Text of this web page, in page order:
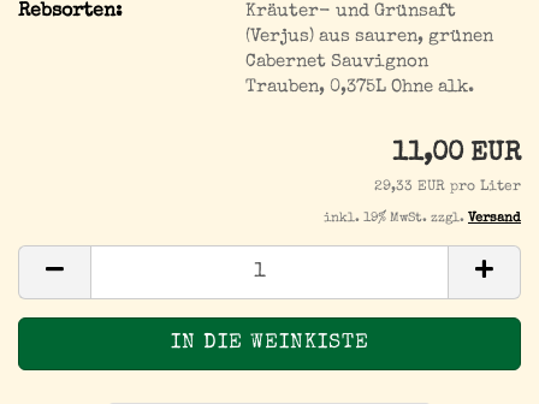
Rebsorten:
Kräuter- und Grünsaft
(Verjus) aus sauren, grünen
Cabernet Sauvignon
Trauben, 0,375L Ohne alk.
11,00 EUR
29,33 EUR pro Liter
inkl. 19% MwSt. zzgl. Versand